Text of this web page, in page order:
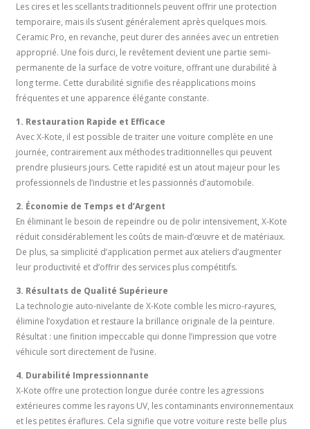
Les cires et les scellants traditionnels peuvent offrir une protection
temporaire, mais ils s’usent généralement après quelques mois.
Ceramic Pro, en revanche, peut durer des années avec un entretien
approprié. Une fois durci, le revêtement devient une partie semi-
permanente de la surface de votre voiture, offrant une durabilité à
long terme. Cette durabilité signifie des réapplications moins
fréquentes et une apparence élégante constante.
1. Restauration Rapide et Efficace
Avec X-Kote, il est possible de traiter une voiture complète en une
journée, contrairement aux méthodes traditionnelles qui peuvent
prendre plusieurs jours. Cette rapidité est un atout majeur pour les
professionnels de l’industrie et les passionnés d’automobile.
2. Économie de Temps et d’Argent
En éliminant le besoin de repeindre ou de polir intensivement, X-Kote
réduit considérablement les coûts de main-d’œuvre et de matériaux.
De plus, sa simplicité d’application permet aux ateliers d’augmenter
leur productivité et d’offrir des services plus compétitifs.
3. Résultats de Qualité Supérieure
La technologie auto-nivelante de X-Kote comble les micro-rayures,
élimine l’oxydation et restaure la brillance originale de la peinture.
Résultat : une finition impeccable qui donne l’impression que votre
véhicule sort directement de l’usine.
4. Durabilité Impressionnante
X-Kote offre une protection longue durée contre les agressions
extérieures comme les rayons UV, les contaminants environnementaux
et les petites éraflures. Cela signifie que votre voiture reste belle plus